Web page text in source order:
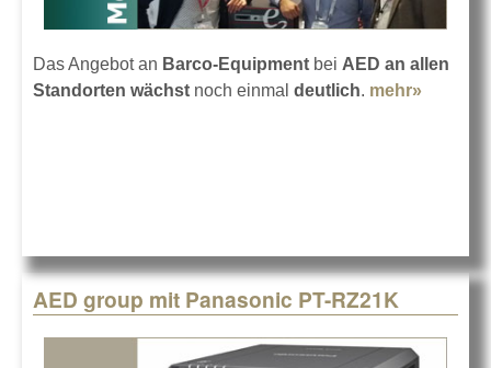
Das Angebot an Barco-Equipment bei AED an allen
Standorten wächst noch einmal deutlich. mehr»
AED group mit Panasonic PT-RZ21K